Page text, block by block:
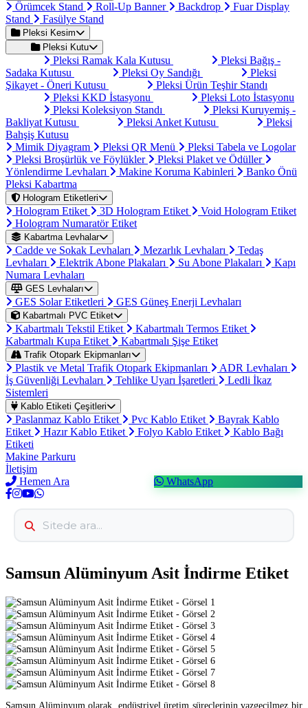
Örümcek Stand Roll-Up Banner Backdrop
Fuar Display
Stand
Fasülye Stand
Pleksi Kesim
Pleksi Kutu
Pleksi Ramak Kala Kutusu
Pleksi Bağış -
Sadaka Kutusu
Pleksi Oy Sandığı
Pleksi
Şikayet - Öneri Kutusu
Pleksi Ürün Teşhir Standı
Pleksi KKD İstasyonu
Pleksi Loto İstasyonu
Pleksi Koleksiyon Standı
Pleksi Kuruyemiş -
Bakliyat Kutusu
Pleksi Anket Kutusu
Pleksi
Bahşiş Kutusu
Mimik Diyagram
Pleksi QR Menü
Pleksi Tabela ve Logolar
Pleksi Broşürlük ve Föylükler
Pleksi Plaket ve Ödüller
Yönlendirme Levhaları
Makine Koruma Kabinleri
Banko Önü
Pleksi Kabartma
Hologram Etiketleri
Hologram Etiket 3D Hologram Etiket
Void Hologram Etiket
Hologram Numaratör Etiket
Kabartma Levhalar
Cadde ve Sokak Levhaları Mezarlık Levhaları
Tedaş
Levhaları
Elektrik Abone Plakaları Su Abone Plakaları
Kapı
Numara Levhaları
GES Levhaları
GES Solar Etiketleri GES Güneş Enerji Levhaları
Kabartmalı PVC Etiket
Kabartmalı Tekstil Etiket
Kabartmalı Termos Etiket
Kabartmalı Kupa Etiket
Kabartmalı Şişe Etiket
Trafik Otopark Ekipmanları
Plastik ve Metal Trafik Otopark Ekipmanları
ADR Levhaları
İş Güvenliği Levhaları
Tehlike Uyarı İşaretleri
Ledli İkaz
Sistemleri
Kablo Etiketi Çeşitleri
Paslanmaz Kablo Etiket Pvc Kablo Etiket
Bayrak Kablo
Etiket
Hazır Kablo Etiket Folyo Kablo Etiket
Kablo Bağı
Etiketi
Makine Parkuru
İletişim
Hemen Ara
WhatsApp
Samsun Alüminyum Asit İndirme Etiket
Samsun Alüminyum olarak, endüstriyel üretim süreçlerinin vazgeçilmez bir